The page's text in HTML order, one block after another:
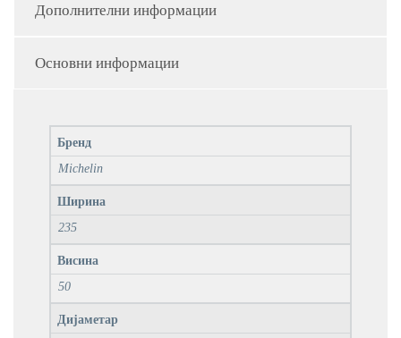
Дополнителни информации
Основни информации
Бренд
Michelin
Ширина
235
Висина
50
Дијаметар